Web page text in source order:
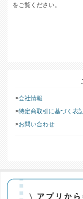
をご覧ください。
会社情報
特定商取引に基づく表
お問い合わせ